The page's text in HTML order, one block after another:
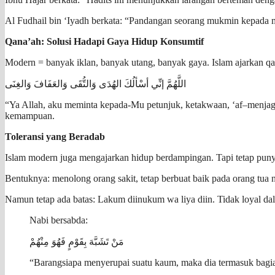
Al Fudhail bin ‘Iyadh berkata: “Pandangan seorang mukmin
Qana’ah: Solusi Hadapi Gaya Hidup Konsumtif
Modern = banyak iklan, banyak utang, banyak gaya. Islam ajarkan
اللَّهُمَّ إنِّي أسْألُكَ الهُدَى وَالتُّقَى وَالعَفَافَ وَالغِنَى
“Ya Allah, aku meminta kepada-Mu petunjuk, ketakwaan,
kemampuan.
Toleransi yang Beradab
Islam modern juga mengajarkan hidup berdampingan. Tapi tetap
Bentuknya: menolong orang sakit, tetap berbuat baik pada orang tua
Namun tetap ada batas: Lakum diinukum wa liya diin. Tidak loyal
Nabi bersabda:
مَنْ تَشَبَّهَ بِقَوْمٍ فَهُوَ مِنْهُمْ
“Barangsiapa menyerupai suatu kaum, maka dia termasuk